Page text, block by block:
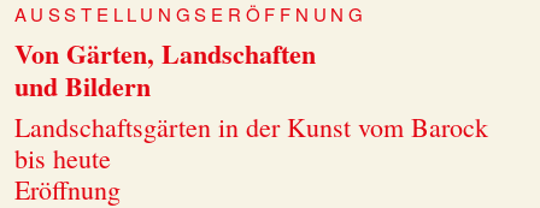
AUSSTELLUNGSERÖFFNUNG
Von Gärten, Landschaften
und Bildern
Landschaftsgärten in der Kunst vom Barock
bis heute
Eröffnung